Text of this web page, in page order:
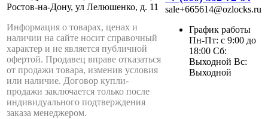
Ростов-на-Дону, ул Лелюшенко, д. 11
Информация о товарах, ценах и
наличии на сайте носит справочный
характер и не является публичной
офертой. Продавец вправе отказаться
от продажи товара, изменив условия
или наличие. Договор купли-
продажи заключается только после
индивидуального подтверждения
заказа менеджером.
sale+665614@ozlocks.ru
График работы
Пн-Пт: с 9:00 до
18:00 Сб:
Выходной Вс:
Выходной